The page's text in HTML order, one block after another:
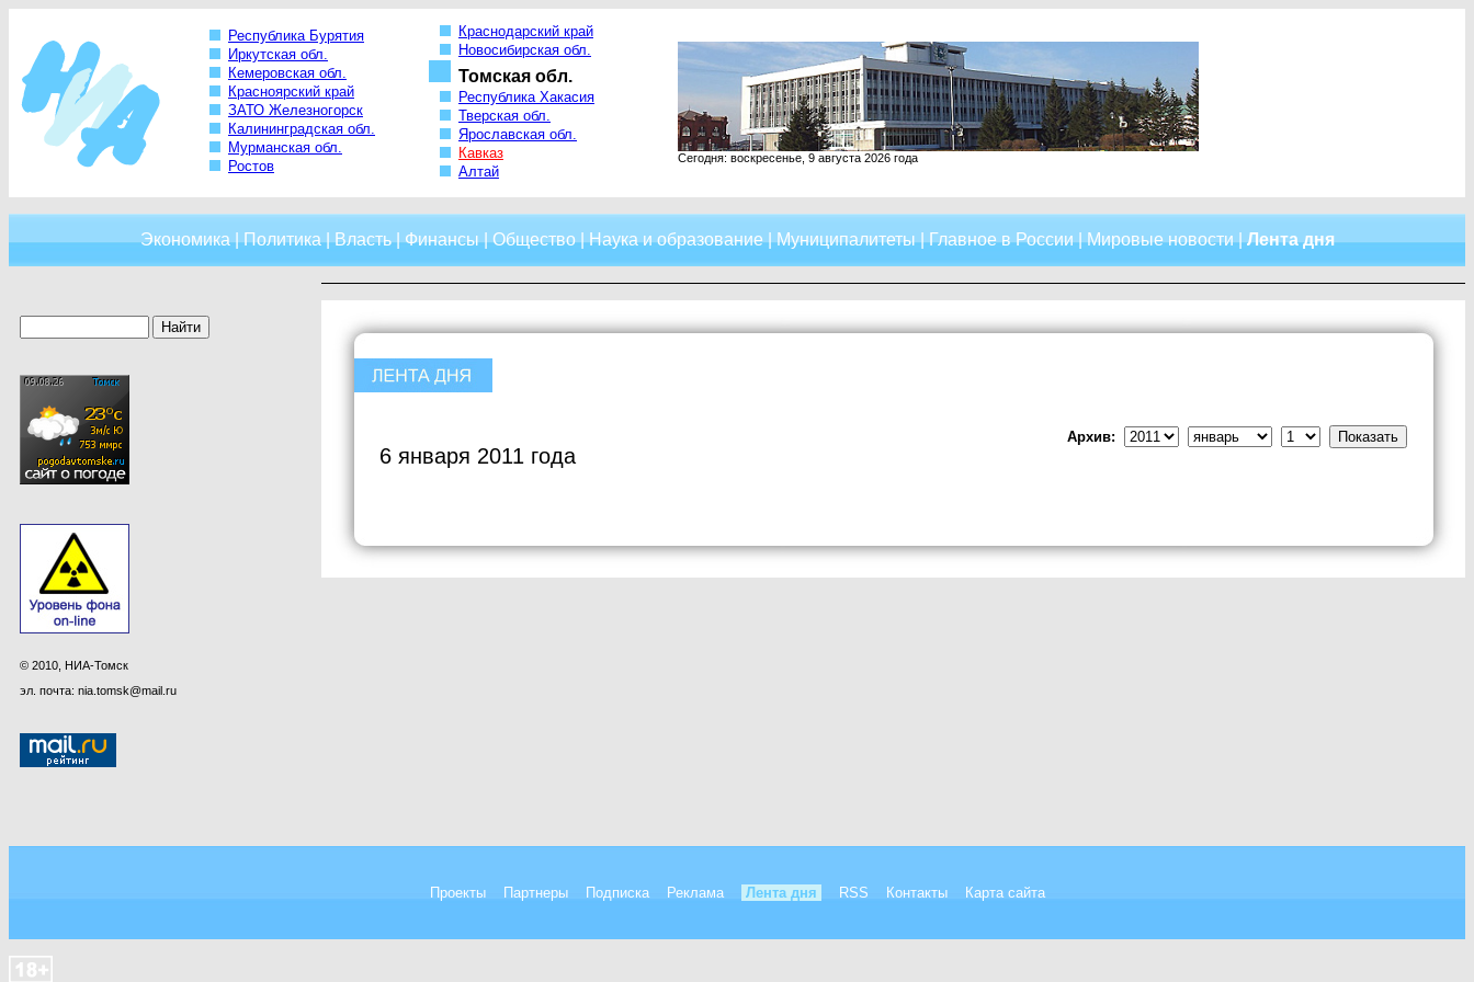
Республика Бурятия
Иркутская обл.
Кемеровская обл.
Красноярский край
ЗАТО Железногорск
Калининградская обл.
Мурманская обл.
Ростов
Краснодарский край
Новосибирская обл.
Томская обл.
Республика Хакасия
Тверская обл.
Ярославская обл.
Кавказ
Алтай
Сегодня: воскресенье, 9 августа 2026 года
Экономика|Политика|Власть|Финансы|Общество|Наука и образование|Муниципалитеты|Главное в России|Мировые новости|Лента дня
© 2010, НИА-Томск
эл. почта: nia.tomsk@mail.ru
6 января 2011 года
Архив:
Проекты Партнеры Подписка Реклама Лента дня RSS Контакты Карта сайта